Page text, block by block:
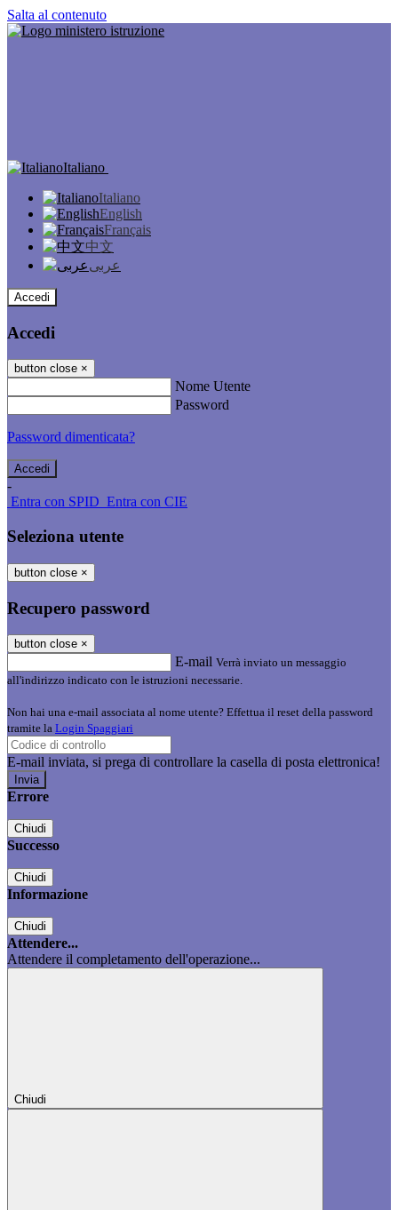
Salta al contenuto
Italiano
Italiano
English
Français
中文
عربى
Accedi
Accedi
button close ×
Nome Utente
Password
Password dimenticata?
-
Entra con SPID Entra con CIE
Seleziona utente
button close ×
Recupero password
button close ×
E-mail Verrà inviato un messaggio
all'indirizzo indicato con le istruzioni necessarie.
Non hai una e-mail associata al nome utente? Effettua il reset della password
tramite la Login Spaggiari
E-mail inviata, si prega di controllare la casella di posta elettronica!
Errore
Chiudi
Successo
Chiudi
Informazione
Chiudi
Attendere...
Attendere il completamento dell'operazione...
Chiudi